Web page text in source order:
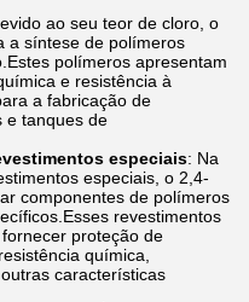
ao seu teor de cloro, o
a síntese de polímeros
polímeros apresentam
e resistência à
a fabricação de
e tanques de
especiais: Na
especiais, o 2,4-
componentes de polímeros
revestimentos
proteção de
química,
características